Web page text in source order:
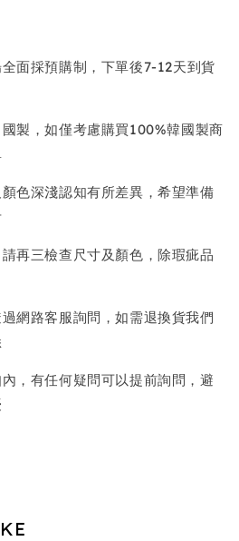
面採預購制，下單後7-12天到貨
製，如僅考慮購買100%韓國製商
色深淺認知有所差異，希望準備
再三檢查尺寸及顏色，除瑕疵品
網路客服詢問，如需退換貨我們
，有任何疑問可以提前詢問，避